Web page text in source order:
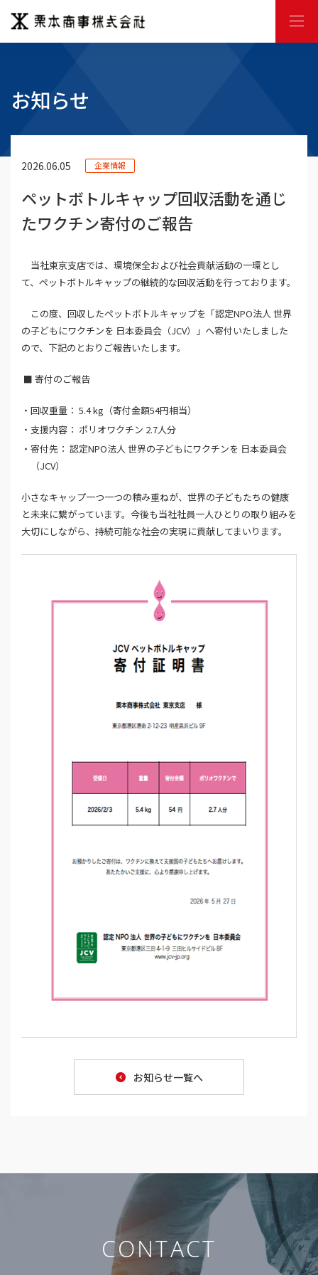
M
お知らせ
2026.06.05 企業情報
ペットボトルキャップ回収活動を通じ
たワクチン寄付のご報告
当社東京支店では、環境保全および社会貢献活動の一環とし
て、ペットボトルキャップの継続的な回収活動を行っております。
この度、回収したペットボトルキャップを「認定NPO法人 世界
の子どもにワクチンを 日本委員会（JCV）」へ寄付いたしました
ので、下記のとおりご報告いたします。
■ 寄付のご報告
回収重量： 5.4 kg（寄付金額54円相当）
支援内容： ポリオワクチン 2.7人分
寄付先： 認定NPO法人 世界の子どもにワクチンを 日本委員会
（JCV）
小さなキャップ一つ一つの積み重ねが、世界の子どもたちの健康
と未来に繋がっています。今後も当社社員一人ひとりの取り組みを
大切にしながら、持続可能な社会の実現に貢献してまいります。
お知らせ一覧へ
CONTACT